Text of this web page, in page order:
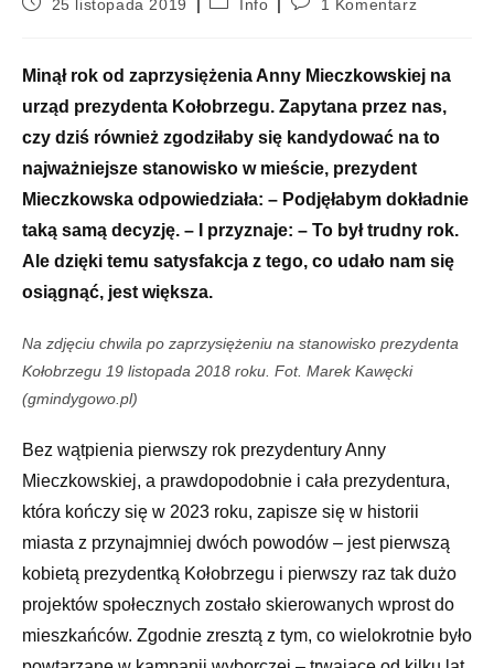
25 listopada 2019 Info 1 Komentarz
Minął rok od zaprzysiężenia Anny Mieczkowskiej na
urząd prezydenta Kołobrzegu. Zapytana przez nas,
czy dziś również zgodziłaby się kandydować na to
najważniejsze stanowisko w mieście, prezydent
Mieczkowska odpowiedziała: – Podjęłabym dokładnie
taką samą decyzję. – I przyznaje: – To był trudny rok.
Ale dzięki temu satysfakcja z tego, co udało nam się
osiągnąć, jest większa.
Na zdjęciu chwila po zaprzysiężeniu na stanowisko prezydenta
Kołobrzegu 19 listopada 2018 roku. Fot. Marek Kawęcki
(gmindygowo.pl)
Bez wątpienia pierwszy rok prezydentury Anny
Mieczkowskiej, a prawdopodobnie i cała prezydentura,
która kończy się w 2023 roku, zapisze się w historii
miasta z przynajmniej dwóch powodów – jest pierwszą
kobietą prezydentką Kołobrzegu i pierwszy raz tak dużo
projektów społecznych zostało skierowanych wprost do
mieszkańców. Zgodnie zresztą z tym, co wielokrotnie było